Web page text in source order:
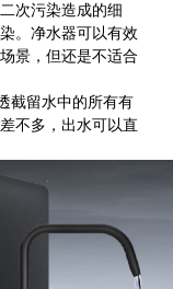
次污染造成的细
。净水器可以有效
景，但还是不适合
截留水中的所有有
不多，出水可以直